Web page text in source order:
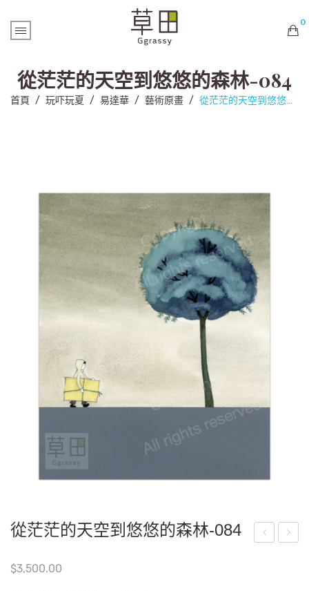
0
購物車內未有商品
從茫茫的天空到悠悠的森林-084
首頁 / 玩吓玩夏 / 易達華 / 藝術原畫 / 從茫茫的天空到悠悠的森林-084
從茫茫的天空到悠悠的森林-084
$3,500.00